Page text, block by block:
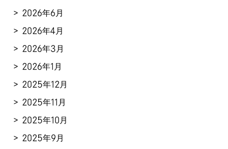
2026年6月
2026年4月
2026年3月
2026年1月
2025年12月
2025年11月
2025年10月
2025年9月